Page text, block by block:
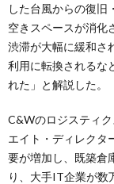
した台風からの復旧
空きスペースが消化
渋滞が大幅に緩和さ
利用に転換されるな
れた」と解説した。
C&Wのロジスティ
エイト・ディレクタ
要が増加し、既築倉
り、大手IT企業が数